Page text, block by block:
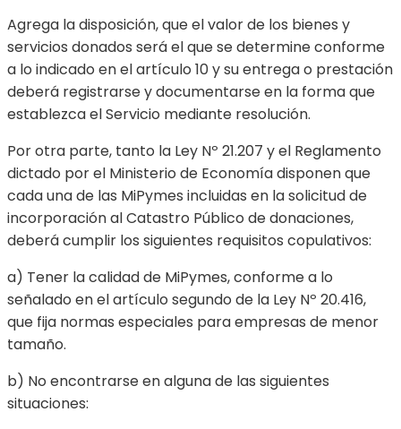
Agrega la disposición, que el valor de los bienes y
servicios donados será el que se determine conforme
a lo indicado en el artículo 10 y su entrega o prestación
deberá registrarse y documentarse en la forma que
establezca el Servicio mediante resolución.
Por otra parte, tanto la Ley Nº 21.207 y el Reglamento
dictado por el Ministerio de Economía disponen que
cada una de las MiPymes incluidas en la solicitud de
incorporación al Catastro Público de donaciones,
deberá cumplir los siguientes requisitos copulativos:
a) Tener la calidad de MiPymes, conforme a lo
señalado en el artículo segundo de la Ley Nº 20.416,
que fija normas especiales para empresas de menor
tamaño.
b) No encontrarse en alguna de las siguientes
situaciones: